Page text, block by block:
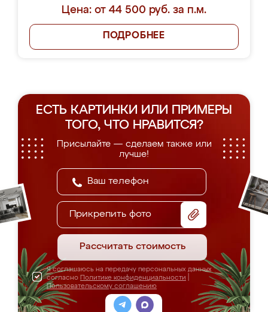
Цена: от 44 500 руб. за п.м.
ПОДРОБНЕЕ
ЕСТЬ КАРТИНКИ ИЛИ ПРИМЕРЫ
ТОГО, ЧТО НРАВИТСЯ?
Присылайте — сделаем также или
лучше!
Прикрепить фото
Рассчитать стоимость
Я соглашаюсь на передачу персональных данных
согласно Политике конфиденциальности
Пользовательскому соглашению